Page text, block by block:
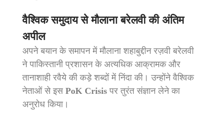
वैश्विक समुदाय से मौलाना बरेलवी की अंतिम
अपील
अपने बयान के समापन में मौलाना शहाबुद्दीन रज़वी बरेलवी
ने पाकिस्तानी प्रशासन के अत्यधिक आक्रामक और
तानाशाही रवैये की कड़े शब्दों में निंदा की। उन्होंने वैश्विक
नेताओं से इस PoK Crisis पर तुरंत संज्ञान लेने का
अनुरोध किया।